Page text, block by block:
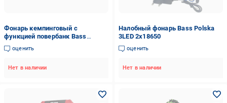
Фонарь кемпинговый с
функцией повербанк Bass
Polska 5905 (14856932)
оценить
Нет в наличии
Налобный фонарь Bass Polska
3LED 2х18650
оценить
Нет в наличии